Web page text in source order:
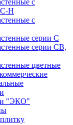
с
С-Н
с
серии С
серии СВ,
цветные
"ЭКО"